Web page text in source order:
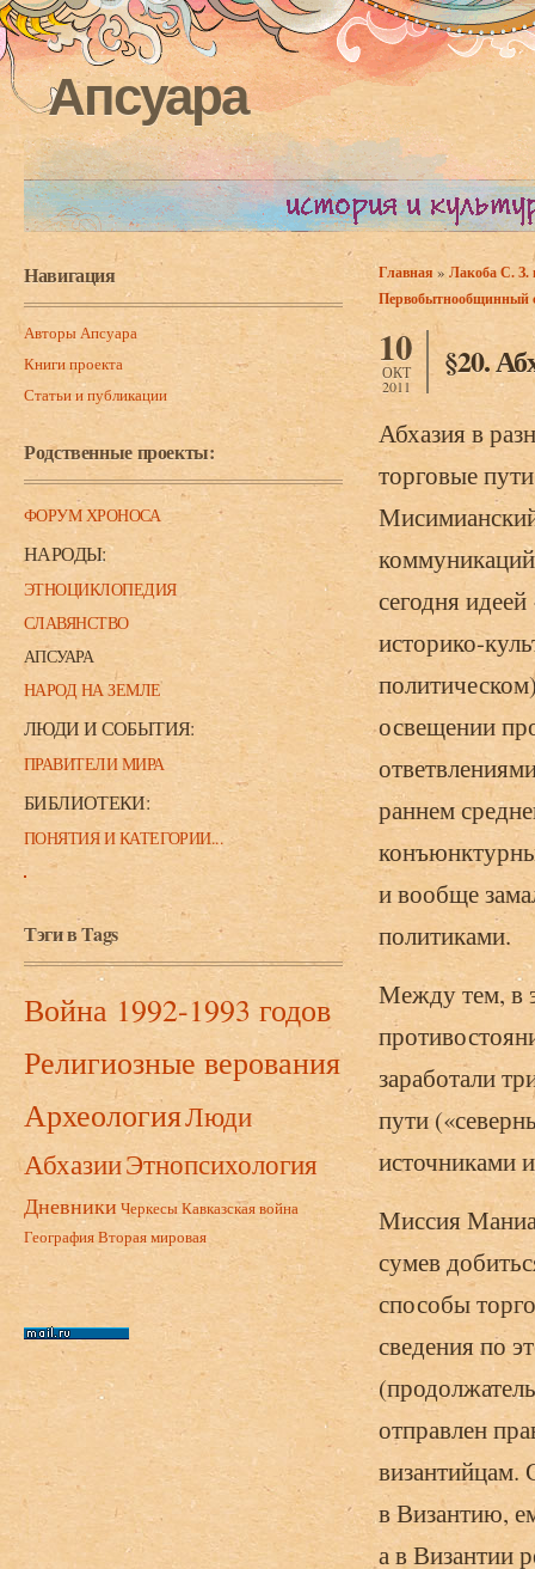
Апсуара
Навигация
Авторы Апсуара
Книги проекта
Статьи и публикации
Родственные проекты:
ФОРУМ ХРОНОСА
НАРОДЫ:
ЭТНОЦИКЛОПЕДИЯ
СЛАВЯНСТВО
АПСУАРА
НАРОД НА ЗЕМЛЕ
ЛЮДИ И СОБЫТИЯ:
ПРАВИТЕЛИ МИРА
БИБЛИОТЕКИ:
ПОНЯТИЯ И КАТЕГОРИИ...
Тэги в Tags
Война 1992-1993 годов
Религиозные верования
АрхеологияЛюди
АбхазииЭтнопсихология
Дневники ЧеркесыКавказская война
ГеографияВторая мировая
Вы здесь
Главная » Лакоба С. З.
Первобытнообщинный
10
ОКТ
2011
§20.
Абхазия в
торговые
сегодня
историко-
освещении
раннем
и вообще
политиками.
Между тем, в
заработали
пути
источниками
Миссия
сумев
способы
сведения по
отправлен
византийцам.
в Византию,
а в Византии